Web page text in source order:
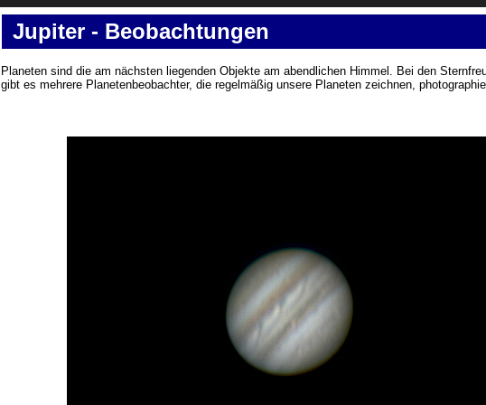
Jupiter - Beobachtungen
Planeten sind die am nächsten liegenden Objekte am abendlichen Himmel. Bei den
gibt es mehrere Planetenbeobachter, die regelmäßig unsere Planeten zeichnen,